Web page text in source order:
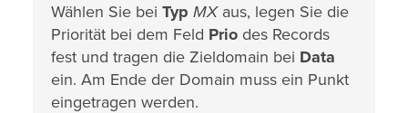
Wählen Sie bei Typ MXaus, legen Sie die
Priorität bei dem Feld Prio des Records
fest und tragen die Zieldomain bei Data
ein. Am Ende der Domain muss ein Punkt
eingetragen werden.